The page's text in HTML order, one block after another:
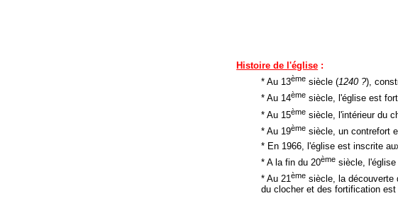
Histoire de l'église :
* Au 13ème siècle (1240 ?),
* Au 14ème siècle, l'église est
* Au 15ème siècle, l'intérieur du
* Au 19ème siècle, un contrefort
* En 1966, l'église est inscrite
* A la fin du 20ème siècle, l'église
* Au 21ème siècle, la découverte
du clocher et des fortification est